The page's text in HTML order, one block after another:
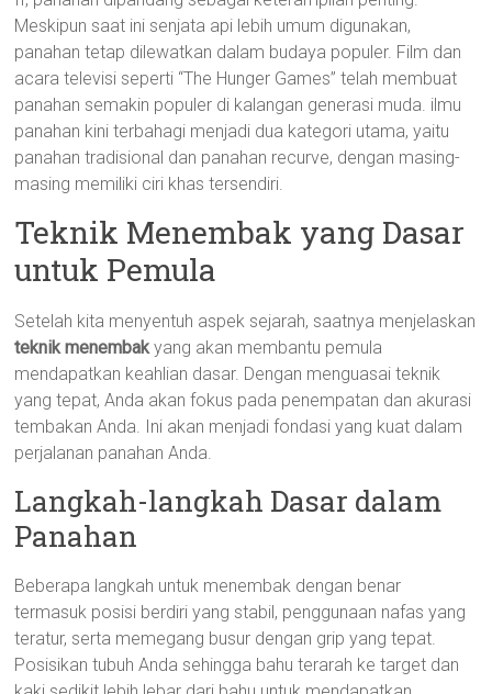
Meskipun saat ini senjata api lebih umum digunakan,
panahan tetap dilewatkan dalam budaya populer. Film dan
acara televisi seperti “The Hunger Games” telah membuat
panahan semakin populer di kalangan generasi muda. ilmu
panahan kini terbahagi menjadi dua kategori utama, yaitu
panahan tradisional dan panahan recurve, dengan masing-
masing memiliki ciri khas tersendiri.
Teknik Menembak yang Dasar
untuk Pemula
Setelah kita menyentuh aspek sejarah, saatnya menjelaskan
teknik menembakyang akan membantu pemula
mendapatkan keahlian dasar. Dengan menguasai teknik
yang tepat, Anda akan fokus pada penempatan dan akurasi
tembakan Anda. Ini akan menjadi fondasi yang kuat dalam
perjalanan panahan Anda.
Langkah-langkah Dasar dalam
Panahan
Beberapa langkah untuk menembak dengan benar
termasuk posisi berdiri yang stabil, penggunaan nafas yang
teratur, serta memegang busur dengan grip yang tepat.
Posisikan tubuh Anda sehingga bahu terarah ke target dan